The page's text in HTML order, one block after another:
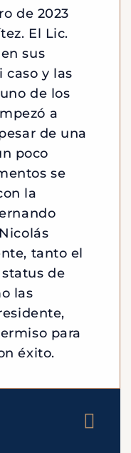
de 2023
El Lic.
sus
caso y las
de los
a
de una
poco
se
la
tanto el
de
las
para
éxito.